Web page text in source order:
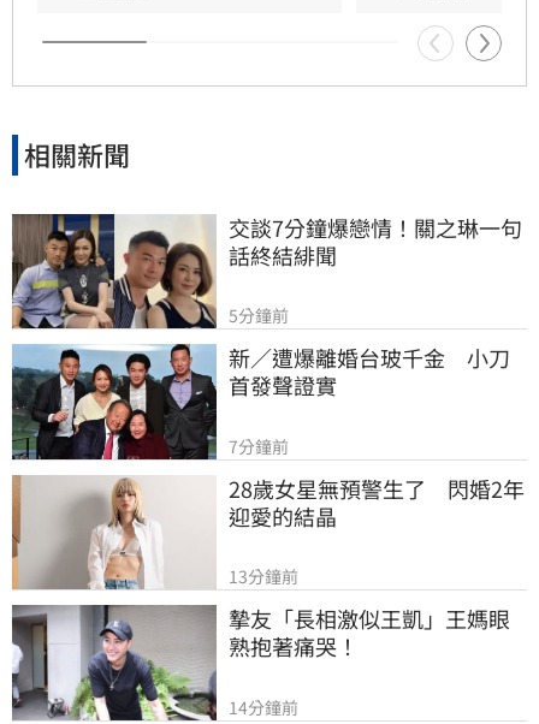
相關新聞
交談7分鐘爆戀情！關之琳一句
話終結緋聞
5分鐘前
新／遭爆離婚台玻千金　小刀
首發聲證實
7分鐘前
28歲女星無預警生了　閃婚2年
迎愛的結晶
13分鐘前
摯友「長相激似王凱」王媽眼
熟抱著痛哭！
14分鐘前